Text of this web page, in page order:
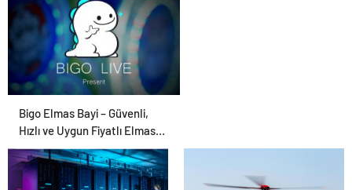
Bigo Elmas Bayi – Güvenli,
Hızlı ve Uygun Fiyatlı Elmas
Satın Almanın Yeni Adresi